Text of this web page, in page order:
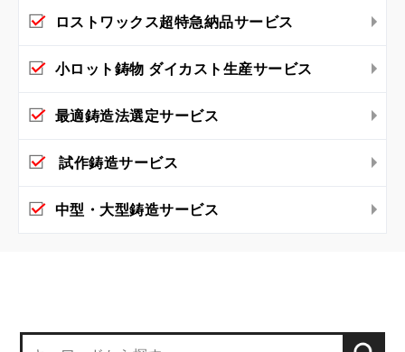
ロストワックス超特急納品サービス
小ロット鋳物 ダイカスト生産サービス
最適鋳造法選定サービス
試作鋳造サービス
中型・大型鋳造サービス